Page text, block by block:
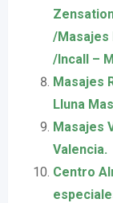
/Masajes
/Incall –
Masajes
Lluna
Masajes
Valencia.
Centro